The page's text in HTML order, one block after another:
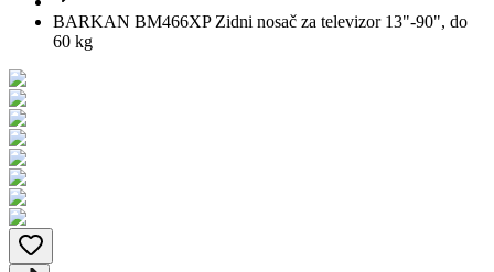
BARKAN BM466XP Zidni nosač za televizor 13"-90", do
60 kg